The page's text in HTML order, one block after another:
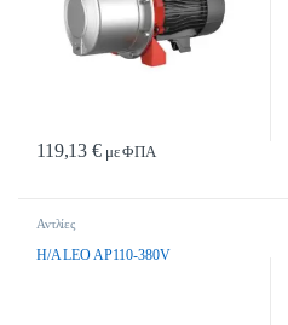
119,13€με ΦΠΑ
Αντλίες
H/A LEO AP110-380V